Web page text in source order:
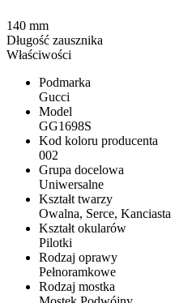
Właściwości
Podmarka
Gucci
Model
GG1698S
Kod koloru producenta
002
Grupa docelowa
Uniwersalne
Kształt twarzy
Owalna, Serce, Kanciasta
Kształt okularów
Pilotki
Rodzaj oprawy
Pełnoramkowe
Rodzaj mostka
140 mm
Długość zausznika